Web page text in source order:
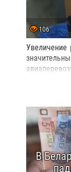
106
Увеличение
В